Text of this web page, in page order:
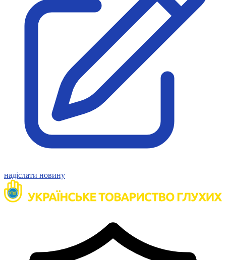
Нормативна база УТОГ
Документи ВФГ
Міжнародні документи
надіслати новину